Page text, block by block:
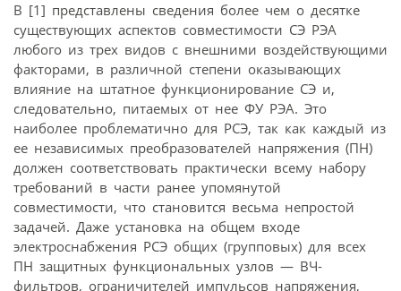
В [1] представлены сведения более чем о десятке
существующих аспектов совместимости СЭ РЭА
любого из трех видов с внешними воздействующими
факторами, в различной степени оказывающих
влияние на штатное функционирование СЭ и,
следовательно, питаемых от нее ФУ РЭА. Это
наиболее проблематично для РСЭ, так как каждый из
ее независимых преобразователей напряжения (ПН)
должен соответствовать практически всему набору
требований в части ранее упомянутой
совместимости, что становится весьма непростой
задачей. Даже установка на общем входе
электроснабжения РСЭ общих (групповых) для всех
ПН защитных функциональных узлов — ВЧ-
фильтров, ограничителей импульсов напряжения,